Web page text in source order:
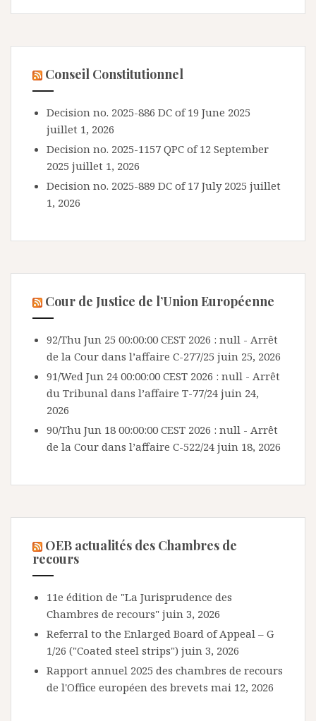
Conseil Constitutionnel
Decision no. 2025-886 DC of 19 June 2025
juillet 1, 2026
Decision no. 2025-1157 QPC of 12 September
2025 juillet 1, 2026
Decision no. 2025-889 DC of 17 July 2025 juillet
1, 2026
Cour de Justice de l’Union Européenne
92/Thu Jun 25 00:00:00 CEST 2026 : null - Arrêt
de la Cour dans l’affaire C-277/25 juin 25, 2026
91/Wed Jun 24 00:00:00 CEST 2026 : null - Arrêt
du Tribunal dans l’affaire T-77/24 juin 24,
2026
90/Thu Jun 18 00:00:00 CEST 2026 : null - Arrêt
de la Cour dans l’affaire C-522/24 juin 18, 2026
OEB actualités des Chambres de
recours
11e édition de "La Jurisprudence des
Chambres de recours" juin 3, 2026
Referral to the Enlarged Board of Appeal – G
1/26 ("Coated steel strips") juin 3, 2026
Rapport annuel 2025 des chambres de recours
de l'Office européen des brevets mai 12, 2026